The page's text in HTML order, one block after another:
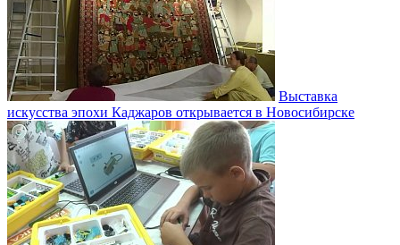
Выставка
искусства эпохи Каджаров открывается в Новосибирске